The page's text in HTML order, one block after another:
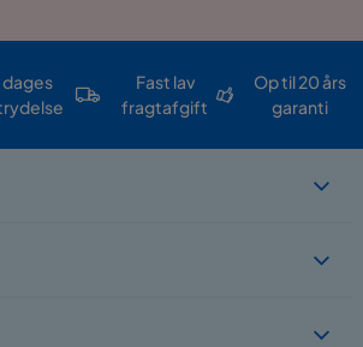
dages
Fast lav
fragtafgift
Op til 20 års
garanti